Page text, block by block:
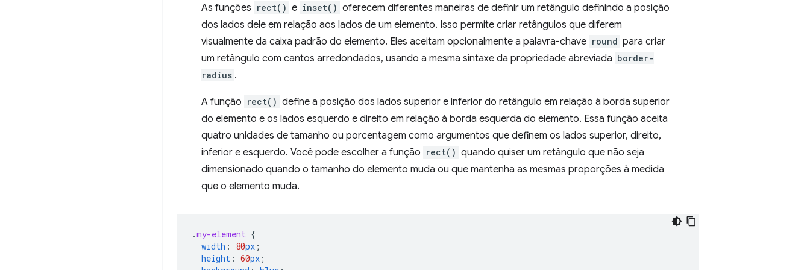
As funções rect() e inset() oferecem diferentes maneiras de definir um retângulo definindo a posição
dos lados dele em relação aos lados de um elemento. Isso permite criar retângulos que diferem
visualmente da caixa padrão do elemento. Eles aceitam opcionalmente a palavra-chave round para criar
um retângulo com cantos arredondados, usando a mesma sintaxe da propriedade abreviada border-
radius .
A função rect() define a posição dos lados superior e inferior do retângulo em relação à borda superior
do elemento e os lados esquerdo e direito em relação à borda esquerda do elemento. Essa função aceita
quatro unidades de tamanho ou porcentagem como argumentos que definem os lados superior, direito,
inferior e esquerdo. Você pode escolher a função rect() quando quiser um retângulo que não seja
dimensionado quando o tamanho do elemento muda ou que mantenha as mesmas proporções à medida
que o elemento muda.
.my-element {
width : 80px ;
height : 60px ;